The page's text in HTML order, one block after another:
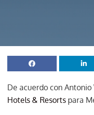
De acuerdo con
Hotels & Resorts para